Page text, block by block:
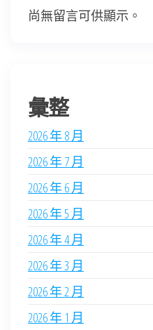
尚無留言可供顯示。
彙整
2026 年 8 月
2026 年 7 月
2026 年 6 月
2026 年 5 月
2026 年 4 月
2026 年 3 月
2026 年 2 月
2026 年 1 月